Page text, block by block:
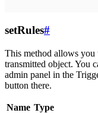
setRules#
This method allows you
transmitted object. You
admin panel in the
button there.
Name Type